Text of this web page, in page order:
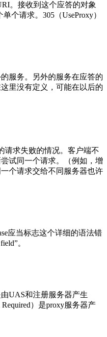
。接收到这个应答的对象
个请求。305（UseProxy）
服务。另外的服务在应答的
里没有定义，可能在以后的
请求失败的情况。客户端不
试同一个请求。（例如，增
个请求交给不同服务器也许
应当标志这个详细的语法错
。
UAS和注册服务器产生
）是proxy服务器产